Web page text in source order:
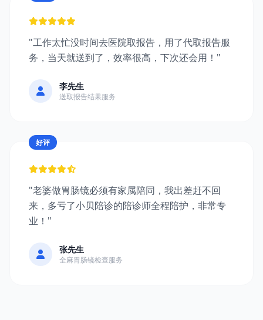
"工作太忙没时间去医院取报告，用了代取报告服
务，当天就送到了，效率很高，下次还会用！"
李先生
送取报告结果服务
好评
"老婆做胃肠镜必须有家属陪同，我出差赶不回
来，多亏了小贝陪诊的陪诊师全程陪护，非常专
业！"
张先生
全麻胃肠镜检查服务